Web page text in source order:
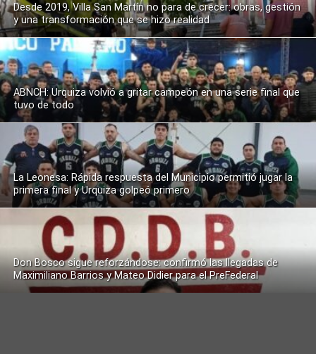
Desde 2019, Villa San Martín no para de crecer: obras, gestión
y una transformación que se hizo realidad
ABNCH: Urquiza volvió a gritar campeón en una serie final que
tuvo de todo
La Leonesa: Rápida respuesta del Municipio permitió jugar la
primera final y Urquiza golpeó primero
Don Bosco sigue reforzándose: confirmó las llegadas de
Maximiliano Barrios y Mateo Didier para el PreFederal